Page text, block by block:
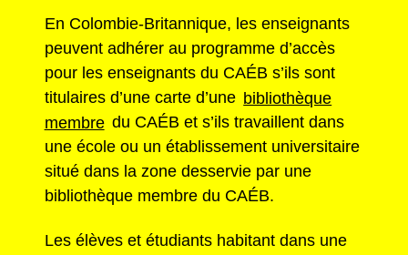
En Colombie-Britannique, les enseignants
peuvent adhérer au programme d’accès
pour les enseignants du CAÉB s’ils sont
titulaires d’une carte d’une bibliothèque
membre du CAÉB et s’ils travaillent dans
une école ou un établissement universitaire
situé dans la zone desservie par une
bibliothèque membre du CAÉB.
Les élèves et étudiants habitant dans une